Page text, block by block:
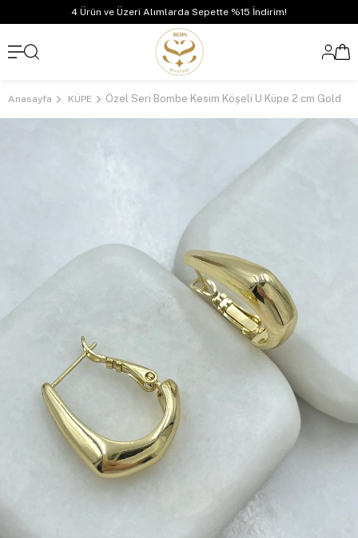
4 Ürün ve Üzeri Alımlarda Sepette %15 İndirim!
Anasayfa KÜPE Özel Seri Bombe Kesim Köşeli U Küpe 2 cm Gold